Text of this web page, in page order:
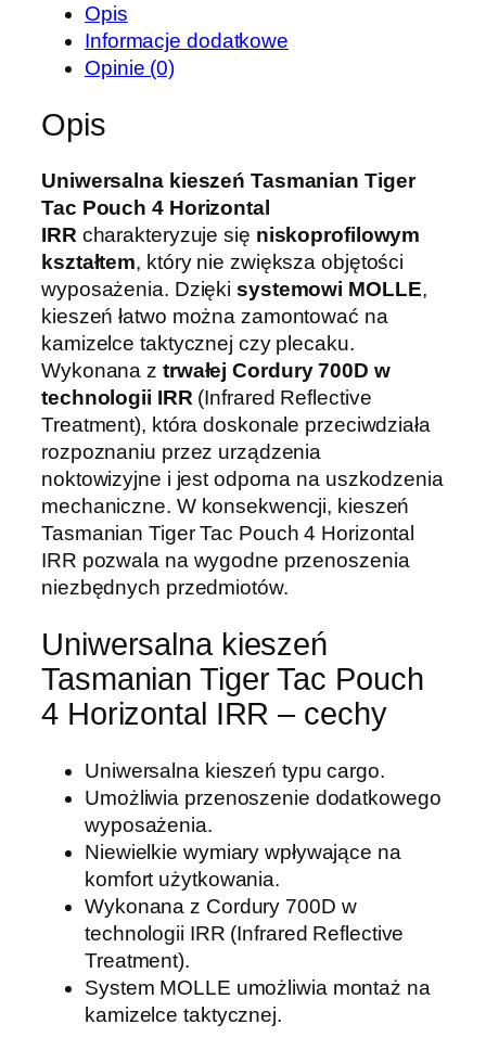
s
e
ń
m
o
d
u
ł
o
w
a
T
a
s
m
a
n
a
n
T
Opis
Informacje dodatkowe
Opinie (0)
Opis
Uniwersalna kieszeń Tasmanian Tiger
Tac Pouch 4 Horizontal
IRR charakteryzuje się niskoprofilowym
kształtem, który nie zwiększa objętości
wyposażenia. Dzięki systemowi MOLLE,
kieszeń łatwo można zamontować na
kamizelce taktycznej czy plecaku.
Wykonana z trwałej Cordury 700D w
technologii IRR (Infrared Reflective
Treatment), która doskonale przeciwdziała
rozpoznaniu przez urządzenia
noktowizyjne i jest odporna na uszkodzenia
mechaniczne. W konsekwencji, kieszeń
Tasmanian Tiger Tac Pouch 4 Horizontal
IRR pozwala na wygodne przenoszenia
niezbędnych przedmiotów.
Uniwersalna kieszeń
Tasmanian Tiger Tac Pouch
4 Horizontal IRR – cechy
Uniwersalna kieszeń typu cargo.
Umożliwia przenoszenie dodatkowego
wyposażenia.
Niewielkie wymiary wpływające na
komfort użytkowania.
Wykonana z Cordury 700D w
technologii IRR (Infrared Reflective
Treatment).
System MOLLE umożliwia montaż na
kamizelce taktycznej.